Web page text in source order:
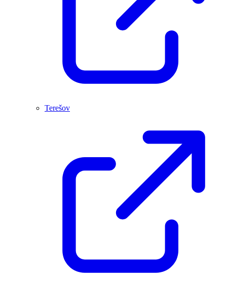
Terešov